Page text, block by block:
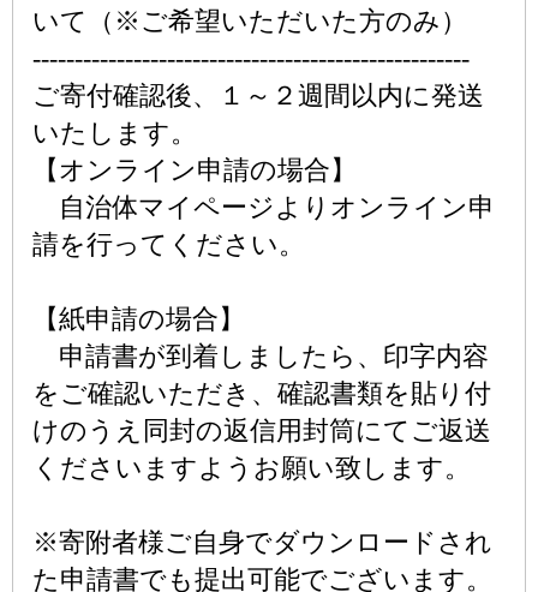
いて（※ご希望いただいた方のみ）
----------------------------------------------------
ご寄付確認後、１～２週間以内に発送
いたします。
【オンライン申請の場合】
自治体マイページよりオンライン申
請を行ってください。
【紙申請の場合】
申請書が到着しましたら、印字内容
をご確認いただき、確認書類を貼り付
けのうえ同封の返信用封筒にてご返送
くださいますようお願い致します。
※寄附者様ご自身でダウンロードされ
た申請書でも提出可能でございます。